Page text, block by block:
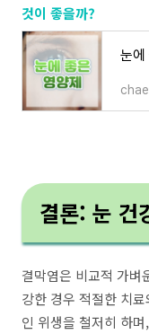
것이 좋을까?
결론: 눈 건
결막염은 비교적 가벼
강한 경우 적절한 치
인 위생을 철저히 하